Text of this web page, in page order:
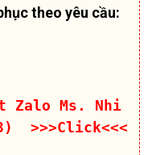
theo yêu cầu:
Zalo Ms. Nhi
>>>Click<<<